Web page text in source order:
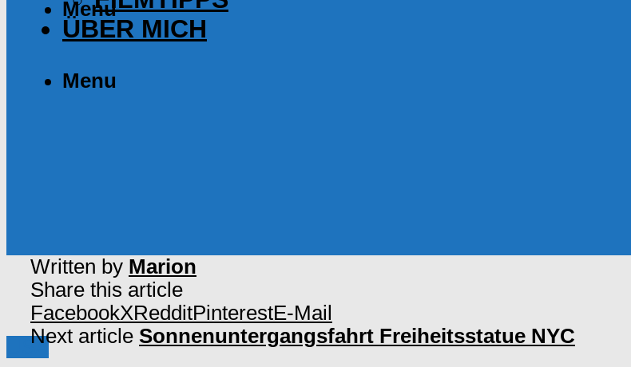
Menu
ÜBER MICH
Menu
USA
Written by Marion
Share this article
FacebookXRedditPinterestE-Mail
Next article Sonnenuntergangsfahrt Freiheitsstatue NYC